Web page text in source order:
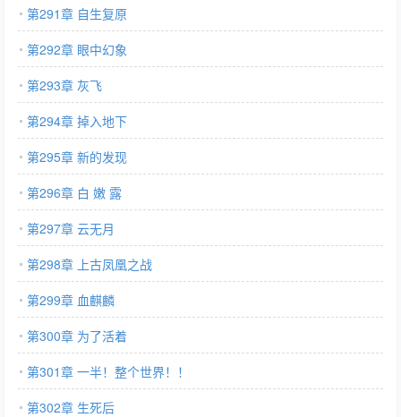
第291章 自生复原
第292章 眼中幻象
第293章 灰飞
第294章 掉入地下
第295章 新的发现
第296章 白 嫩 露
第297章 云无月
第298章 上古凤凰之战
第299章 血麒麟
第300章 为了活着
第301章 一半！整个世界！！
第302章 生死后